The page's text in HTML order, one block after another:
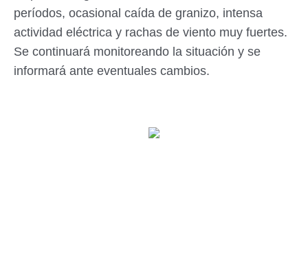
períodos, ocasional caída de granizo, intensa
actividad eléctrica y rachas de viento muy fuertes.
Se continuará monitoreando la situación y se
informará ante eventuales cambios.